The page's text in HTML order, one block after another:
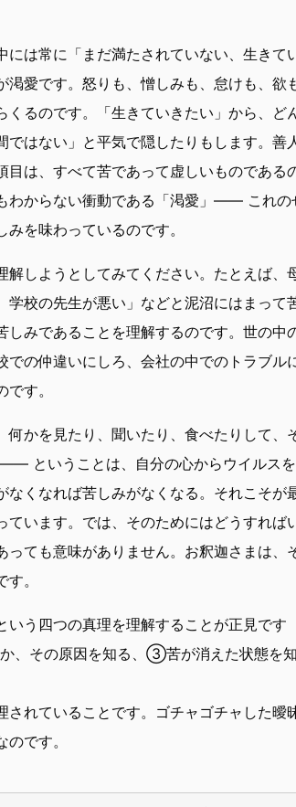
には常に「まだ満たされていない、生きて
渇愛です。怒りも、憎しみも、怠けも、欲
くるのです。「生きていきたい」から、ど
ではない」と平気で隠したりもします。善
目は、すべて苦であって虚しいものである
わからない衝動である「渇愛」—— これの
を味わっているのです。
解しようとしてみてください。たとえば、
学校の先生が悪い」などと泥沼にはまって
しみであることを理解するのです。世の中
での仲違いにしろ、会社の中でのトラブル
す。
何かを見たり、聞いたり、食べたりして、
ということは、自分の心からウイルスを
くなれば苦しみがなくなる。それこそが
ています。では、そのためにはどうすれば
っても意味がありません。お釈迦さまは、
。
いう四つの真理を理解することが正見で
、その原因を知る、③苦が消えた状態を
されていることです。ゴチャゴチャした曖
です。